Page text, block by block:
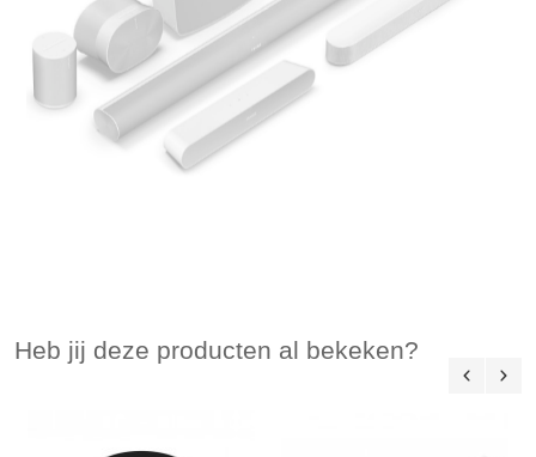
Heb jij deze producten al bekeken?